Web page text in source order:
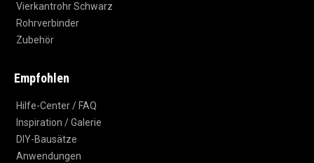
Vierkantrohr Schwarz
Rohrverbinder
Zubehör
Empfohlen
Hilfe-Center / FAQ
Inspiration / Galerie
DIY-Bausätze
Anwendungen